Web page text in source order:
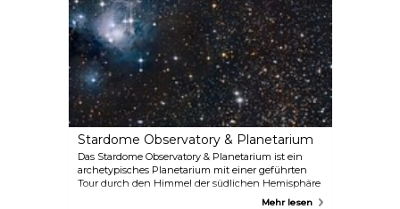
sich der Unterhaltungskomplex SKYCITY Auckland
mit Restaurants, einem Casino und einem Theater.
Wenn Sie also in Auckland sind, sollten Sie sich
diese erstaunliche Attraktion nicht entgehen
lassen.
Stardome Observatory & Planetarium
Das Stardome Observatory & Planetarium ist ein
archetypisches Planetarium mit einer geführten
Tour durch den Himmel der südlichen Hemisphäre
und bietet ein einzigartiges und unterhaltsames
Mehr lesen